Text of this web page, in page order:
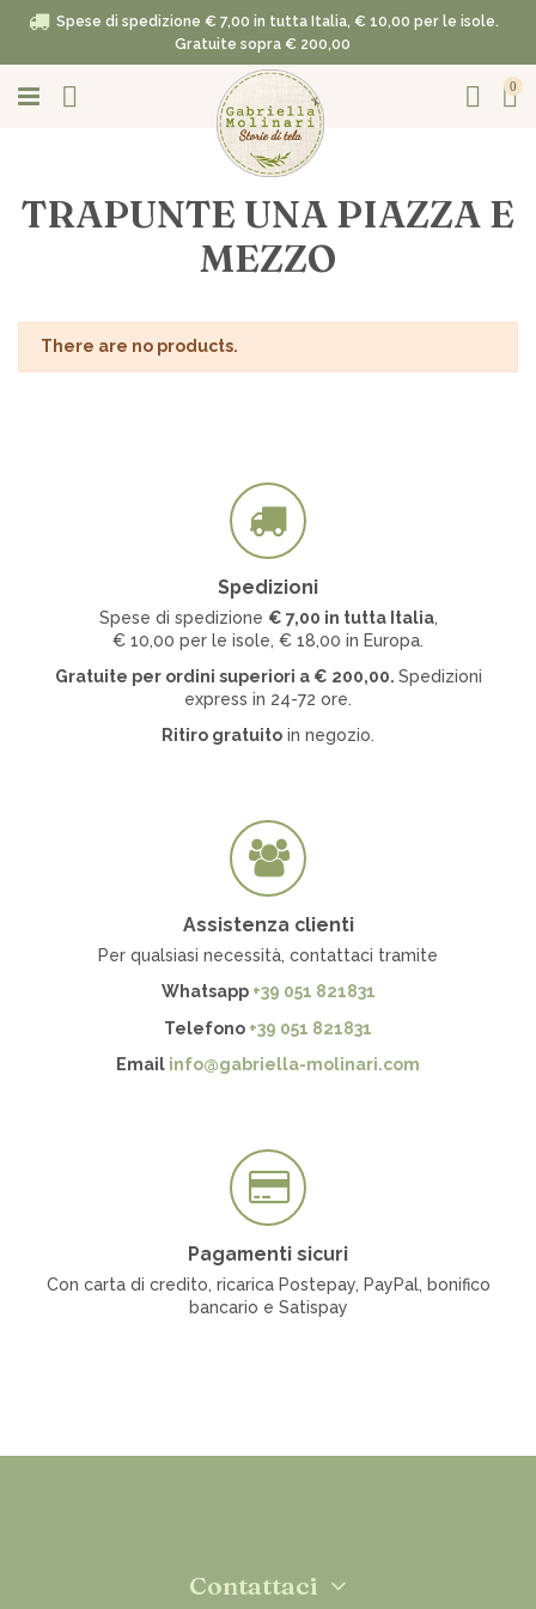
Spese di spedizione € 7,00 in tutta Italia, € 10,00 per le isole.
Gratuite sopra € 200,00
0
TRAPUNTE UNA PIAZZA E
MEZZO
There are no products.
Spedizioni
Spese di spedizione € 7,00 in tutta Italia,
€ 10,00 per le isole, € 18,00 in Europa.
Gratuite per ordini superiori a € 200,00. Spedizioni
express in 24-72 ore.
Ritiro gratuito in negozio.
Assistenza clienti
Per qualsiasi necessità, contattaci tramite
Whatsapp +39 051 821831
Telefono +39 051 821831
Email info@gabriella-molinari.com
Pagamenti sicuri
Con carta di credito, ricarica Postepay, PayPal, bonifico
bancario e Satispay
Contattaci